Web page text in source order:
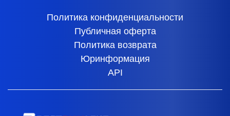
Политика конфиденциальности
Публичная оферта
Политика возврата
Юринформация
API